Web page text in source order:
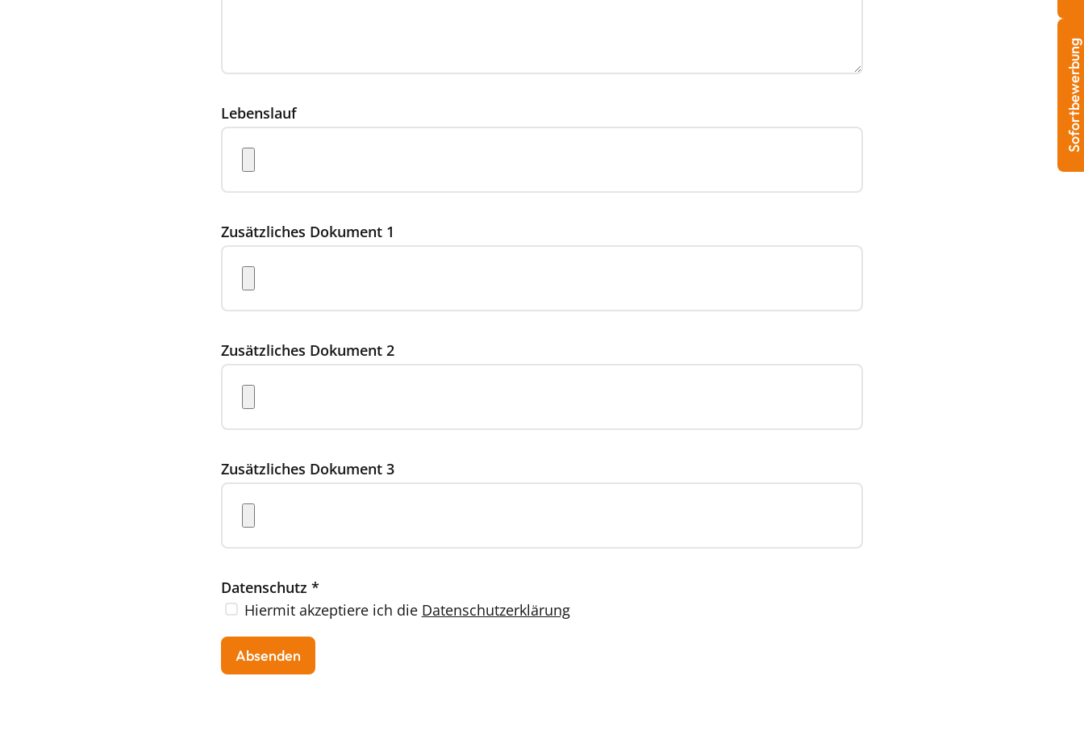
Lebenslauf
Zusätzliches Dokument 1
Zusätzliches Dokument 2
Zusätzliches Dokument 3
Datenschutz *
Hiermit akzeptiere ich die Datenschutzerklärung
Sofortbewerbung